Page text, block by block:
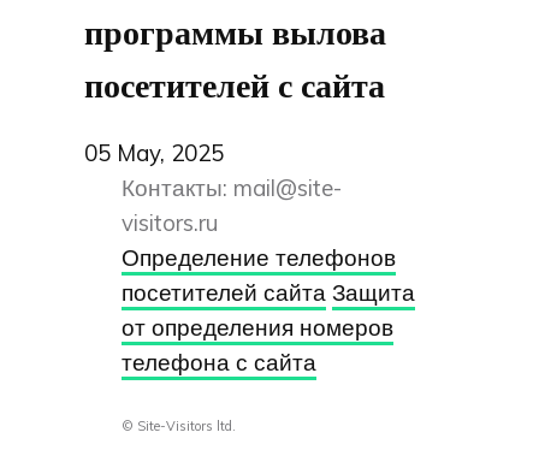
программы вылова
посетителей с сайта
05 May, 2025
Контакты: mail@site-
visitors.ru
Определение телефонов
посетителей сайта Защита
от определения номеров
телефона с сайта
© Site-Visitors ltd.